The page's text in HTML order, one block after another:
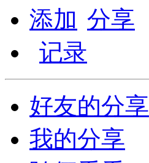
添加 分享
记录
好友的分享
我的分享